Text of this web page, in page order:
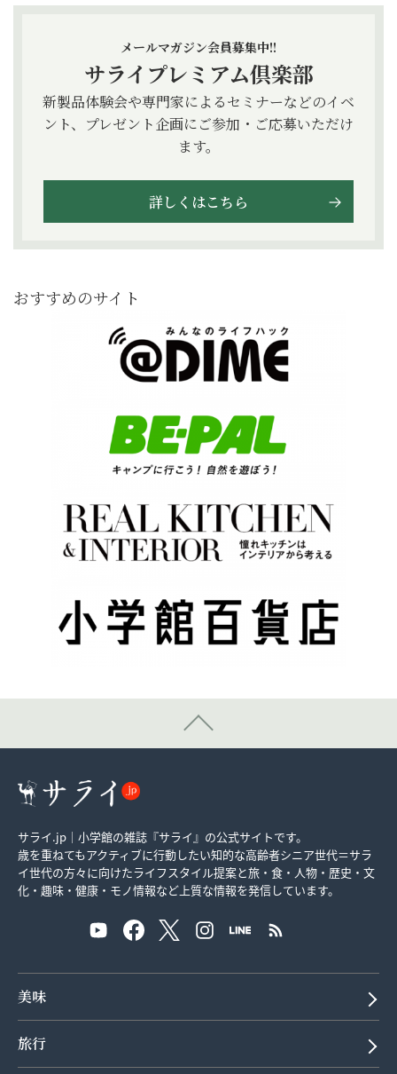
メールマガジン会員募集中!!
サライプレミアム倶楽部
新製品体験会や専門家によるセミナーなどのイベ
ント、プレゼント企画にご参加・ご応募いただけ
ます。
詳しくはこちら
おすすめのサイト
サライ.jp｜小学館の雑誌『サライ』の公式サイトです。
歳を重ねてもアクティブに行動したい知的な高齢者シニア世代＝サラ
イ世代の方々に向けたライフスタイル提案と旅・食・人物・歴史・文
化・趣味・健康・モノ情報など上質な情報を発信しています。
美味
旅行